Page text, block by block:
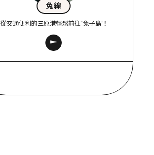
兔線
從交通便利的三原港輕鬆前往“兔子島”！